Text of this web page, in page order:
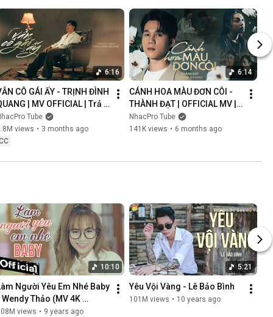
6:16
CÔ GÁI ẤY - TRỊNH ĐÌNH
| MV OFFICIAL | Trả
Em Quá Khứ Đau Lòng
Lỗi Vì Làm Em Khóc
Tube
views • 3 months ago
6:14
CÁNH HOA MÀU ĐƠN CÔI -
THÀNH ĐẠT | OFFICIAL MV |
Anh Nghĩ Chắc Là Ý Trời
Nhưng Buồn Lắm Người Ơi...
NhacPro Tube
141K views • 6 months ago
10:10
Người Yêu Em Nhé Baby
Wendy Thảo (MV 4K
views • 9 years ago
5:21
Yêu Vội Vàng - Lê Bảo Bình
101M views • 10 years ago